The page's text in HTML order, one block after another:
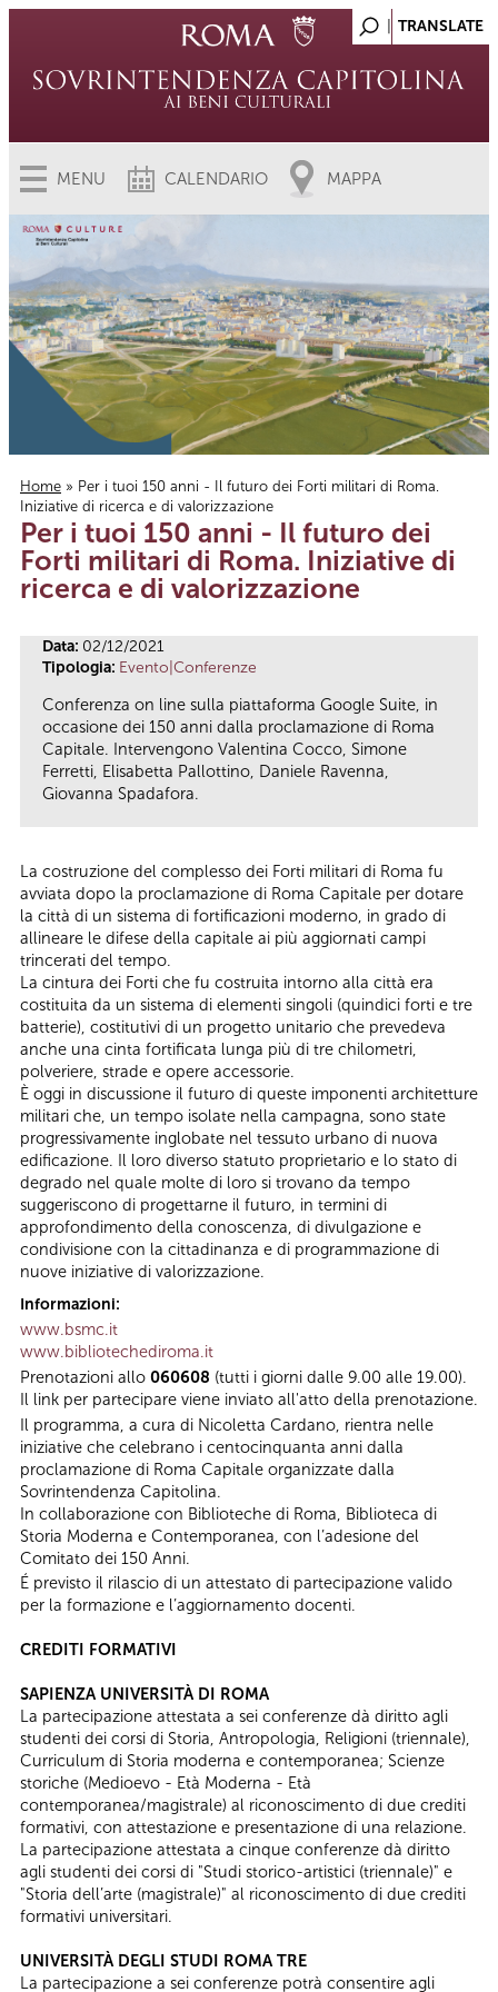
MENU CALENDARIO MAPPA
Tu sei qui
Home » Per i tuoi 150 anni - Il futuro dei Forti militari di Roma.
Iniziative di ricerca e di valorizzazione
Per i tuoi 150 anni - Il futuro dei
Forti militari di Roma. Iniziative di
ricerca e di valorizzazione
Data: 02/12/2021
Tipologia: Evento|Conferenze
Conferenza on line sulla piattaforma Google Suite, in
occasione dei 150 anni dalla proclamazione di Roma
Capitale. Intervengono Valentina Cocco, Simone
Ferretti, Elisabetta Pallottino, Daniele Ravenna,
Giovanna Spadafora.
La costruzione del complesso dei Forti militari di Roma fu
avviata dopo la proclamazione di Roma Capitale per dotare
la città di un sistema di fortificazioni moderno, in grado di
allineare le difese della capitale ai più aggiornati campi
trincerati del tempo.
La cintura dei Forti che fu costruita intorno alla città era
costituita da un sistema di elementi singoli (quindici forti e tre
batterie), costitutivi di un progetto unitario che prevedeva
anche una cinta fortificata lunga più di tre chilometri,
polveriere, strade e opere accessorie.
È oggi in discussione il futuro di queste imponenti architetture
militari che, un tempo isolate nella campagna, sono state
progressivamente inglobate nel tessuto urbano di nuova
edificazione. Il loro diverso statuto proprietario e lo stato di
degrado nel quale molte di loro si trovano da tempo
suggeriscono di progettarne il futuro, in termini di
approfondimento della conoscenza, di divulgazione e
condivisione con la cittadinanza e di programmazione di
nuove iniziative di valorizzazione.
Informazioni:
www.bsmc.it
www.bibliotechediroma.it
Prenotazioni allo 060608 (tutti i giorni dalle 9.00 alle 19.00).
Il link per partecipare viene inviato all'atto della prenotazione.
Il programma, a cura di Nicoletta Cardano, rientra nelle
iniziative che celebrano i centocinquanta anni dalla
proclamazione di Roma Capitale organizzate dalla
Sovrintendenza Capitolina.
In collaborazione con Biblioteche di Roma, Biblioteca di
Storia Moderna e Contemporanea, con l’adesione del
Comitato dei 150 Anni.
É previsto il rilascio di un attestato di partecipazione valido
per la formazione e l’aggiornamento docenti.
CREDITI FORMATIVI
SAPIENZA UNIVERSITÀ DI ROMA
La partecipazione attestata a sei conferenze dà diritto agli
studenti dei corsi di Storia, Antropologia, Religioni (triennale),
Curriculum di Storia moderna e contemporanea; Scienze
storiche (Medioevo - Età Moderna - Età
contemporanea/magistrale) al riconoscimento di due crediti
formativi, con attestazione e presentazione di una relazione.
​La partecipazione attestata a cinque conferenze dà diritto
agli studenti dei corsi di "Studi storico-artistici (triennale)" e
"Storia dell’arte (magistrale)" al riconoscimento di due crediti
formativi universitari.
UNIVERSITÀ DEGLI STUDI ROMA TRE
La partecipazione a sei conferenze potrà consentire agli